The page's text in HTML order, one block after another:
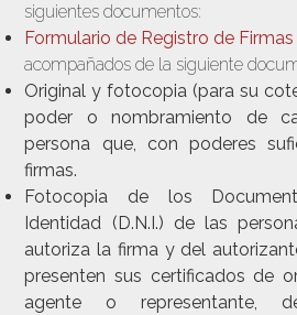
siguientes documentos:
Formulario de Registro de Firmas
acompañados de la siguiente
Original y fotocopia (para su
poder o nombramiento de
persona que, con poderes
firmas.
Fotocopia de los
Identidad (D.N.I.) de las
autoriza la firma y del
presenten sus certificados de
agente o representante,